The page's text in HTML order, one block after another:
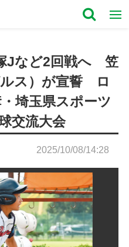
Jなど2回戦へ 笠
ス）が宣誓 ロ
埼玉県スポーツ
交流大会
2025/10/08/14:28